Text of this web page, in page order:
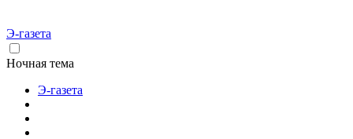
Э-газета
Ночная тема
Э-газета